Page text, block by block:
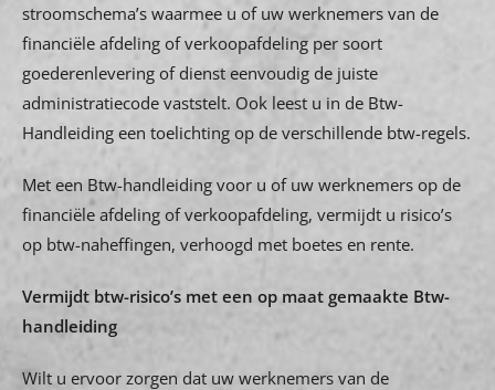
stroomschema’s waarmee u of uw werknemers van de
financiële afdeling of verkoopafdeling per soort
goederenlevering of dienst eenvoudig de juiste
administratiecode vaststelt. Ook leest u in de Btw-
Handleiding een toelichting op de verschillende btw-regels.
Met een Btw-handleiding voor u of uw werknemers op de
financiële afdeling of verkoopafdeling, vermijdt u risico’s
op btw-naheffingen, verhoogd met boetes en rente.
Vermijdt btw-risico’s met een op maat gemaakte Btw-
handleiding
Wilt u ervoor zorgen dat uw werknemers van de